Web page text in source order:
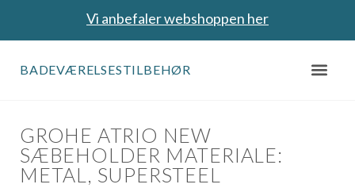
Vi anbefaler webshoppen her
BADEVÆRELSESTILBEHØR
GROHE ATRIO NEW
SÆBEHOLDER MATERIALE:
METAL, SUPERSTEEL